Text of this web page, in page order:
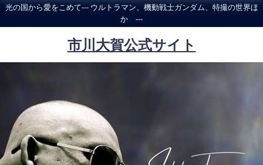
光の国から愛をこめて--- ウルトラマン、機動戦士ガンダム、特撮の世界ほ
か ---
市川大賀公式サイト